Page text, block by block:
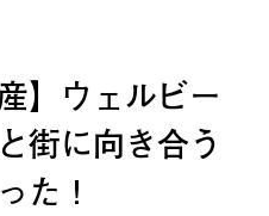
】ウェルビー
街に向き合う
た！